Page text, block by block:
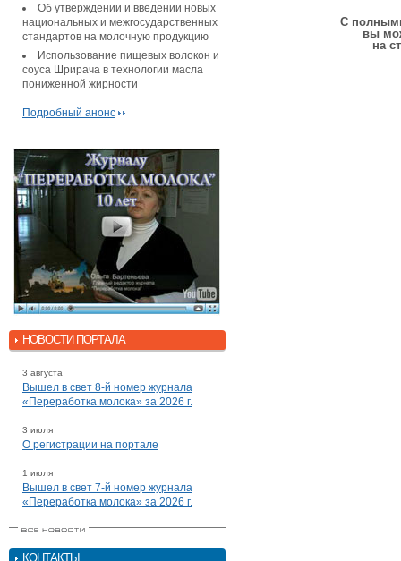
Об утверждении и введении новых
национальных и межгосударственных
стандартов на молочную продукцию
Использование пищевых волокон и
соуса Шрирача в технологии масла
пониженной жирности
Подробный анонс
НОВОСТИ ПОРТАЛА
3 августа
Вышел в свет 8-й номер журнала
«Переработка молока» за 2026 г.
3 июля
О регистрации на портале
1 июля
Вышел в свет 7-й номер журнала
«Переработка молока» за 2026 г.
КОНТАКТЫ
С
вы
на